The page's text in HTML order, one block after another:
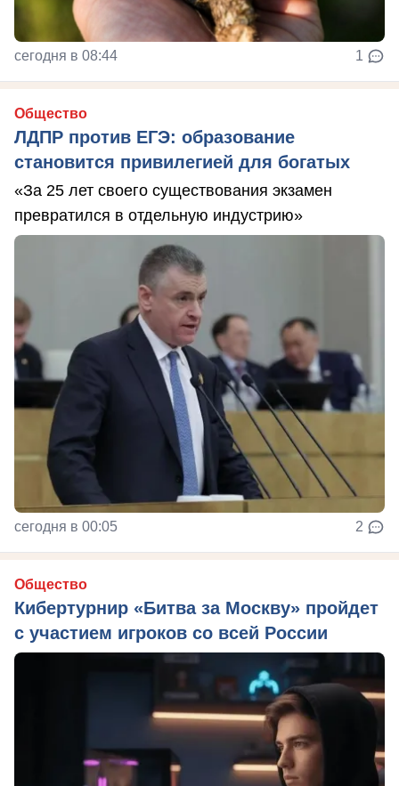
сегодня в 08:44 1
Общество
ЛДПР против ЕГЭ: образование
становится привилегией для богатых
«За 25 лет своего существования экзамен
превратился в отдельную индустрию»
сегодня в 00:05 2
Общество
Кибертурнир «Битва за Москву» пройдет
с участием игроков со всей России